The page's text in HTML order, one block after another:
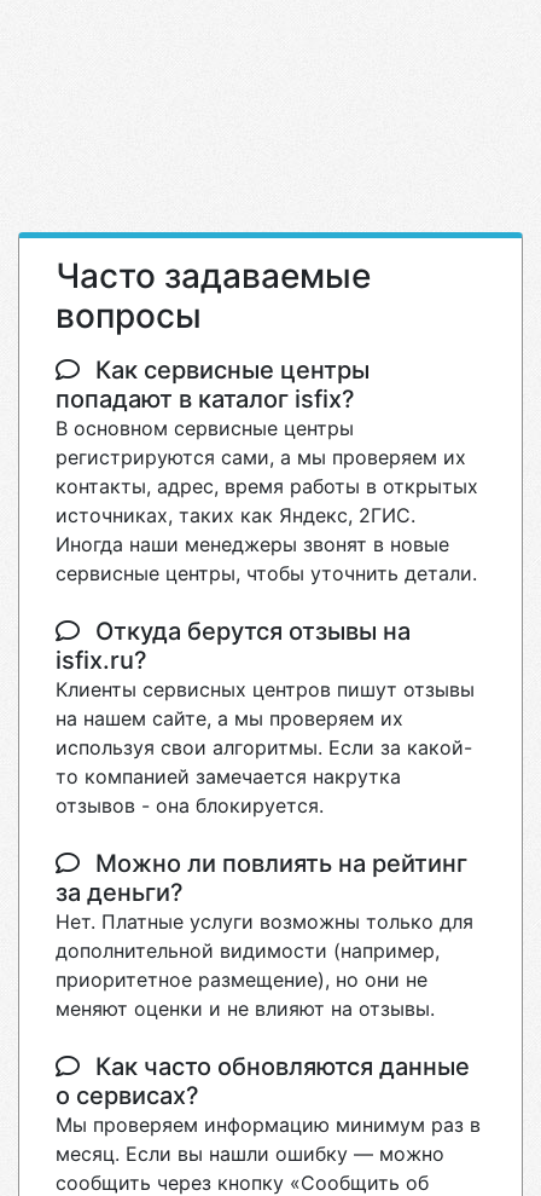
Часто задаваемые
вопросы
Как сервисные центры
попадают в каталог isfix?
В основном сервисные центры
регистрируются сами, а мы проверяем их
контакты, адрес, время работы в открытых
источниках, таких как Яндекс, 2ГИС.
Иногда наши менеджеры звонят в новые
сервисные центры, чтобы уточнить детали.
Откуда берутся отзывы на
isfix.ru?
Клиенты сервисных центров пишут отзывы
на нашем сайте, а мы проверяем их
используя свои алгоритмы. Если за какой-
то компанией замечается накрутка
отзывов - она блокируется.
Можно ли повлиять на рейтинг
за деньги?
Нет. Платные услуги возможны только для
дополнительной видимости (например,
приоритетное размещение), но они не
меняют оценки и не влияют на отзывы.
Как часто обновляются данные
о сервисах?
Мы проверяем информацию минимум раз в
месяц. Если вы нашли ошибку — можно
сообщить через кнопку «Сообщить об